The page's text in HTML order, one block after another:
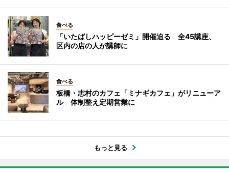
食べる
「いたばしハッピーゼミ」開催迫る 全45講座、
区内の店の人が講師に
食べる
板橋・志村のカフェ「ミナギカフェ」がリニューア
ル 体制整え定期営業に
もっと見る